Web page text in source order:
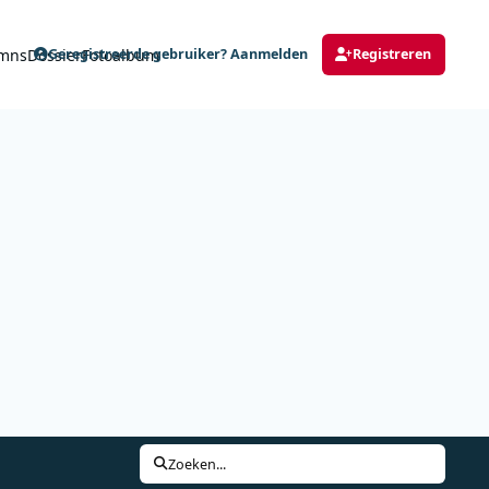
DossierFotoalbum
Geregistreerde gebruiker? Aanmelden Registreren
Zoeken...